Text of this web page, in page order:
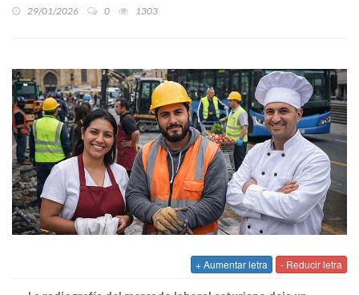
29/01/2026 0 1303
+ Aumentar letra - Reducir letra